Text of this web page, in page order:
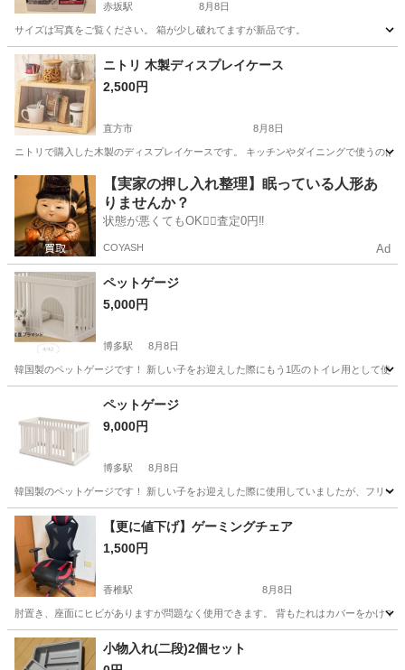
赤坂駅 8月8日
サイズは写真をご覧ください。 箱が少し破れてますが新品です。
福岡 福岡市 赤坂駅 家具
ニトリ 木製ディスプレイケース
2,500円
直方市 8月8日
ニトリで購入した木製のディスプレイケースです。 キッチンやダイニングで使うの
福岡 直方市 収納家具
【実家の押し入れ整理】眠っている人形あ
りませんか？
状態が悪くてもOK🙆‍♀️査定0円‼️
COYASH Ad
ペットゲージ
5,000円
博多駅 8月8日
韓国製のペットゲージです！ 新しい子をお迎えした際にもう1匹のトイレ用として使
博多駅 その他
ペットゲージ
9,000円
博多駅 8月8日
韓国製のペットゲージです！ 新しい子をお迎えした際に使用していましたが、フリ
福岡 福岡市 博多駅 その他
【更に値下げ】ゲーミングチェア
1,500円
香椎駅 8月8日
肘置き、座面にヒビがありますが問題なく使用できます。 背もたれはカバーをかけ
福岡 福岡市 香椎駅 椅子
小物入れ(二段)2個セット